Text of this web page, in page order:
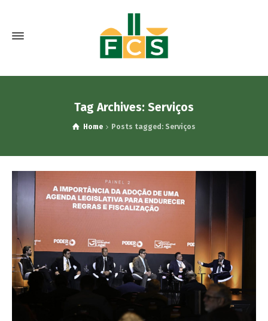
Tag Archives: Serviços
Home Posts tagged: Serviços